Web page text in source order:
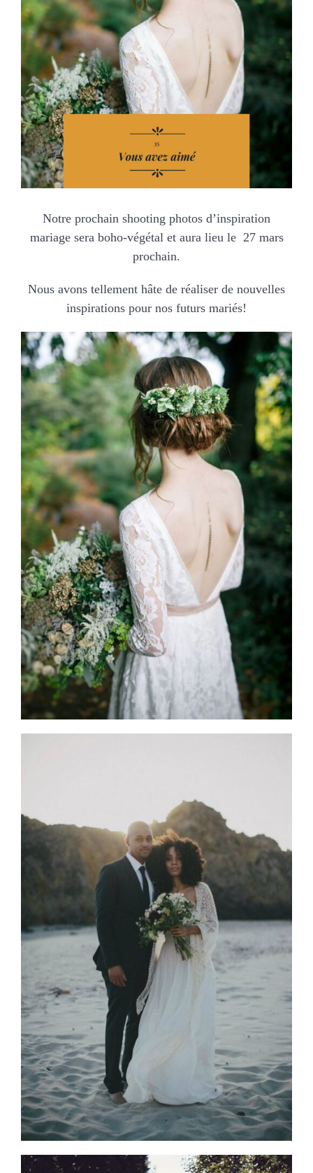
NOS ACTIVITES
CONTACT
CGV
Notre prochain shooting photos d’inspiration
mariage sera boho-végétal et aura lieu le 27 mars
prochain.
Nous avons tellement hâte de réaliser de nouvelles
inspirations pour nos futurs mariés!